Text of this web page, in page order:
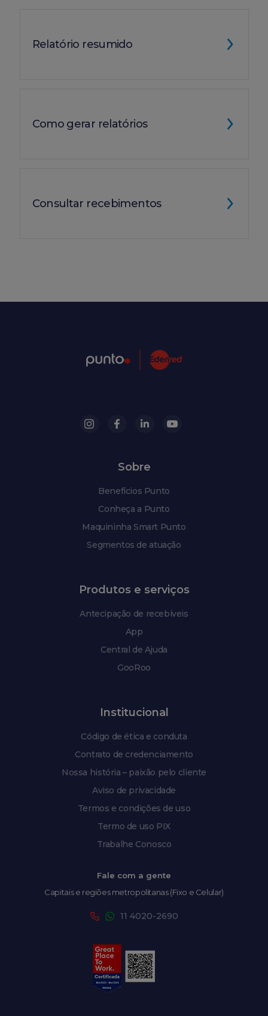
Relatório resumido
Como gerar relatórios
Consultar recebimentos
Sobre
Benefícios Punto
Conheça a Punto
Maquininha Smart Punto
Segmentos de atuação
Produtos e serviços
Antecipação de recebíveis
App
Central de Ajuda
GooRoo
Institucional
Código de ética e conduta
Contrato de credenciamento
Nossa história – paixão pelo cliente
Aviso de privacidade
Termos e condições de uso
Termo de uso PIX
Trabalhe Conosco
Fale com a gente
Capitais e regiões metropolitanas (Fixo e Celular)
11 4020-2690